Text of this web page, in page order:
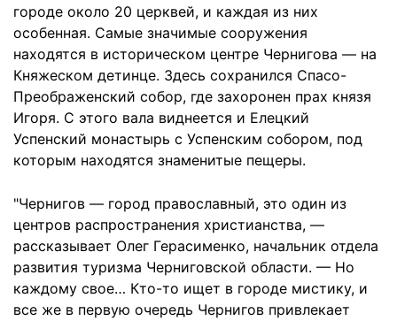
городе около 20 церквей, и каждая из них
особенная. Самые значимые сооружения
находятся в историческом центре Чернигова — на
Княжеском детинце. Здесь сохранился Спасо-
Преображенский собор, где захоронен прах князя
Игоря. С этого вала виднеется и Елецкий
Успенский монастырь с Успенским собором, под
которым находятся знаменитые пещеры.
"Чернигов — город православный, это один из
центров распространения христианства, —
рассказывает Олег Герасименко, начальник отдела
развития туризма Черниговской области. — Но
каждому свое… Кто-то ищет в городе мистику, и
все же в первую очередь Чернигов привлекает